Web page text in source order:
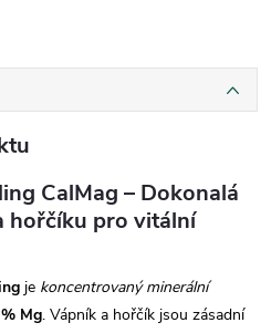
CalMag – Dokonalá
hořčíku pro vitální
je koncentrovaný minerální
Mg. Vápník a hořčík jsou zásadní